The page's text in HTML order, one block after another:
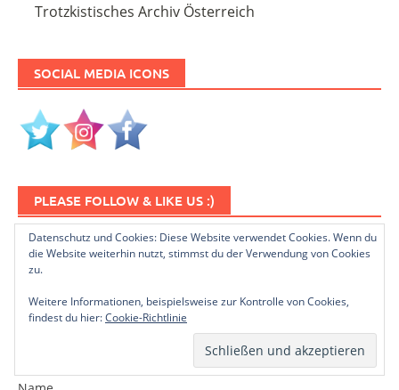
Trotzkistisches Archiv Österreich
SOCIAL MEDIA ICONS
PLEASE FOLLOW & LIKE US :)
NEWSLETTER ABONNIEREN
Datenschutz und Cookies: Diese Website verwendet Cookies. Wenn du
die Website weiterhin nutzt, stimmst du der Verwendung von Cookies
zu.
Weitere Informationen, beispielsweise zur Kontrolle von Cookies,
findest du hier:Cookie-Richtlinie